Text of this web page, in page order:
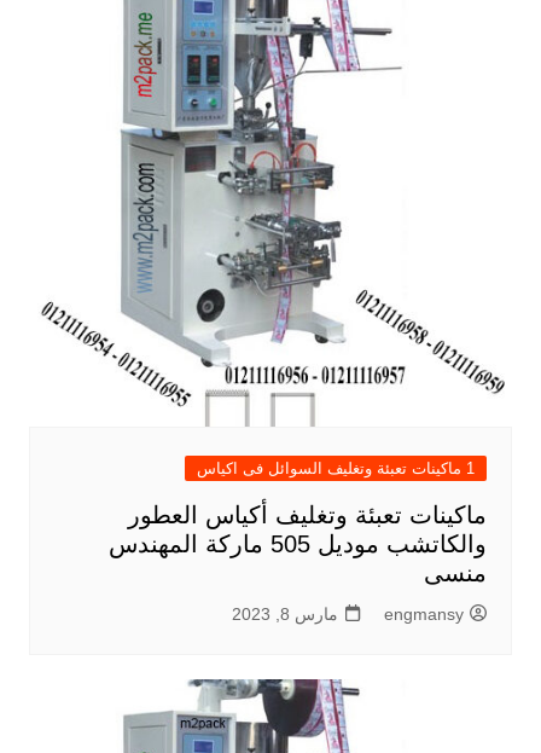
1 ماكينات تعبئة وتغليف السوائل فى اكياس
ماكينات تعبئة وتغليف أكياس العطور
والكاتشب موديل 505 ماركة المهندس
منسى
engmansy مارس 8, 2023